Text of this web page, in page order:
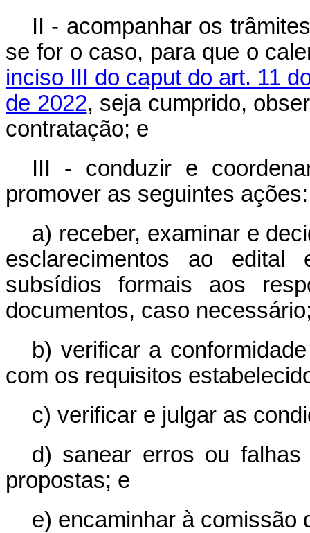
II - acompanhar os
se for o caso, para que o
inciso III do caput do art. 11
de 2022, seja cumprido,
contratação; e
III - conduzir e
promover as seguintes ações:
a) receber, examinar e
esclarecimentos ao
subsídios formais aos
documentos, caso
b) verificar a
com os requisitos
c) verificar e julgar as
d) sanear erros ou
propostas; e
e) encaminhar à comissão